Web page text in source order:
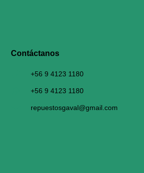
Contáctanos​
+56 9 4123 1180
+56 9 4123 1180
repuestosgaval@gmail.com